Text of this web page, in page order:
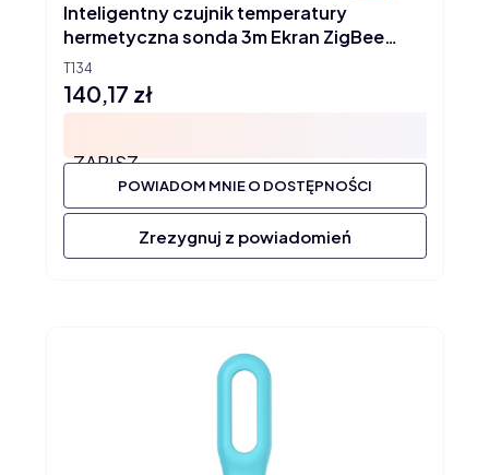
T134
Inteligentny czujnik temperatury
hermetyczna sonda 3m Ekran ZigBee
TUYA
Cena
140,17 zł
ZAPISZ
POWIADOM MNIE O DOSTĘPNOŚCI
Zrezygnuj z powiadomień